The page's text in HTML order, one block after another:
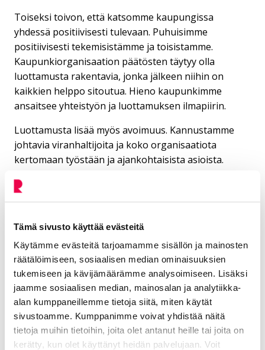
Tämä sivusto käyttää evästeitä
Käytämme evästeitä tarjoamamme sisällön ja mainosten
räätälöimiseen, sosiaalisen median ominaisuuksien
tukemiseen ja kävijämäärämme analysoimiseen. Lisäksi
jaamme sosiaalisen median, mainosalan ja analytiikka-
alan kumppaneillemme tietoja siitä, miten käytät
sivustoamme. Kumppanimme voivat yhdistää näitä
tietoja muihin tietoihin, joita olet antanut heille tai joita on
kerätty, kun olet käyttänyt heidän palvelujaan. Voit
Toiseksi toivon, että katsomme kaupungissa
yhdessä positiivisesti tulevaan. Puhuisimme
positiivisesti tekemisistämme ja toisistamme.
Kaupunkiorganisaation päätösten täytyy olla
luottamusta rakentavia, jonka jälkeen niihin on
kaikkien helppo sitoutua. Hieno kaupunkimme
ansaitsee yhteistyön ja luottamuksen ilmapiirin.
Luottamusta lisää myös avoimuus. Kannustamme
johtavia viranhaltijoita ja koko organisaatiota
kertomaan työstään ja ajankohtaisista asioista.
viranhaltijoiden kolumnisarjan, jonka ensimmäinen
kirjoitus tämä on.
Älä epäröi olla yhteydessä, jos joku asia askarruttaa.
Asioiden taustoittamisella kerrytämme yhteistä
tilannekuvaa. Haluamme kaikki, että kaupunki
kehittyy ja kaupunkilaiset voivat hyvin. Oikein
mukavaa kevättä sinulle!
Jere Penttilä
Kirjoittaja on Riihimäen kaupunginjohtaja